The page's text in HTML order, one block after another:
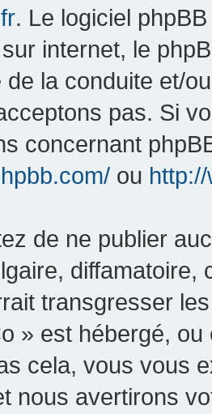
. Le logiciel
internet, le
de la conduite et/
pas. Si
concernant
ou
de ne publier
diffamatoire,
transgresser
» est hébergé,
cela, vous vous
nous avertirons